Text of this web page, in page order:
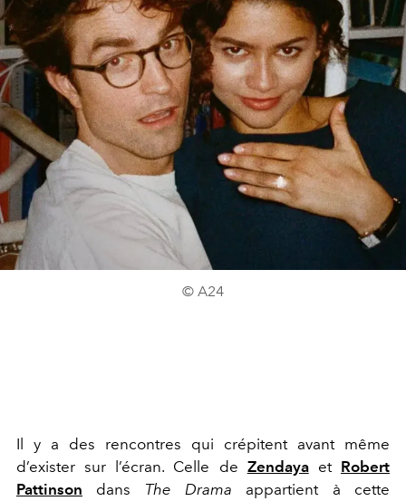
© A24
Il y a des rencontres qui crépitent avant même
d’exister sur l’écran. Celle de Zendayaet Robert
Pattinson dans The Drama appartient à cette